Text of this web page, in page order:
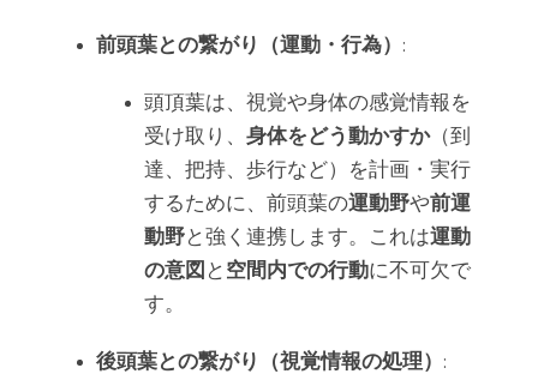
前頭葉との繋がり（運動・行為） :
頭頂葉は、視覚や身体の感覚情報を
受け取り、 身体をどう動かすか（到
達、把持、歩行など）を計画・実行
するために、前頭葉の運動野や前運
動野と強く連携します。これは運動
の意図 と 空間内での行動に不可欠で
す。
後頭葉との繋がり（視覚情報の処理） :